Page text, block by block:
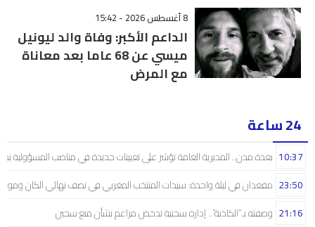
8 أغسطس 2026 - 15:42
الداعم الأكبر: وفاة والد ليونيل
ميسي عن 68 عاما بعد معاناة
مع المرض
24 ساعة
بعدة مدن.. المديرية العامة تؤشر على تعيينات جديدة في مناصب المسؤولية 10:37
مقعدان في ليلة واحدة: سيدات المنتخب المغربي في نصف نهائي الكان 23:50
وصفته بـ”الكاذبة”.. إدارة سجنية تدحض مزاعم بشأن منع سجين 21:16